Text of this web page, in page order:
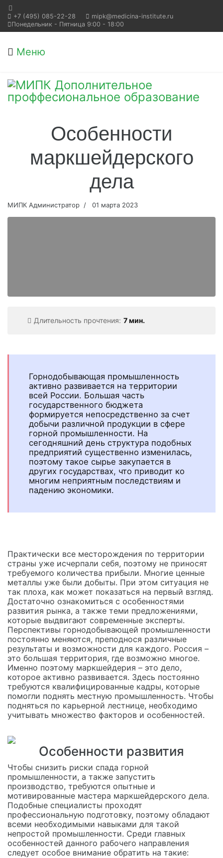
+7 (495) 085-22-28
mipk@medicina-institute.ru
Понедельник - Пятница 9:00 - 18:00
Меню
Особенности
маркшейдерского
дела
МИПК Администратор 01 марта 2023
Длительность прочтения: 7 мин.
Горнодобывающая промышленность
активно развивается на территории
всей России. Большая часть
государственного бюджета
формируется непосредственно за счет
добычи различной продукции в сфере
горной промышленности. На
сегодняшний день структура подобных
предприятий существенно изменилась,
поэтому такое сырье закупается в
других государствах, что приводит ко
многим неприятным последствиям и
падению экономики.
Практически все месторождения по территории
страны уже исчерпали себя, поэтому не приносят
требуемого количества прибыли. Многие ценные
металлы уже были добыты. При этом ситуация не
так плоха, как может показаться на первый взгляд.
Достаточно ознакомиться с особенностями
развития рынка, а также теми предложениями,
которые выдвигают современные эксперты.
Перспективы горнодобывающей промышленности
постоянно меняются, преподнося различные
результаты и возможности для каждого. Россия –
это большая территория, где возможно многое.
Именно поэтому маркшейдерия – это дело,
которое активно развивается. Здесь постоянно
требуются квалифицированные кадры, которые
помогли поднять местную промышленность. Чтобы
подняться по карьерной лестнице, необходимо
учитывать множество факторов и особенностей.
Особенности развития
Чтобы снизить риски спада горной
промышленности, а также запустить
производство, требуются опытные и
мотивированные мастера маркшейдерского дела.
Подобные специалисты проходят
профессиональную подготовку, поэтому обладают
всеми необходимыми навыками для такой
непростой промышленности. Среди главных
особенностей данного рабочего направления
следует особое внимание обратить на такие: